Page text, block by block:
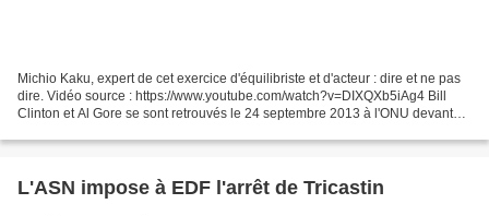
Michio Kaku, expert de cet exercice d'équilibriste et d'acteur : dire et ne pas
dire. Vidéo source : https://www.youtube.com/watch?v=DIXQXb5iAg4 Bill
Clinton et Al Gore se sont retrouvés le 24 septembre 2013 à l'ONU devant
L'ASN impose à EDF l'arrêt de Tricastin